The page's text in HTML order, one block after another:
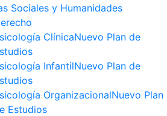
Sociales y Humanidades
ClínicaNuevo Plan de
InfantilNuevo Plan de
OrganizacionalNuevo Plan
Estudios